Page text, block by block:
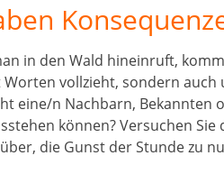
in den Wald hineinruft,
vollzieht, sondern auch
eine/n Nachbarn, Bekannten
können? Versuchen
die Gunst der Stunde zu